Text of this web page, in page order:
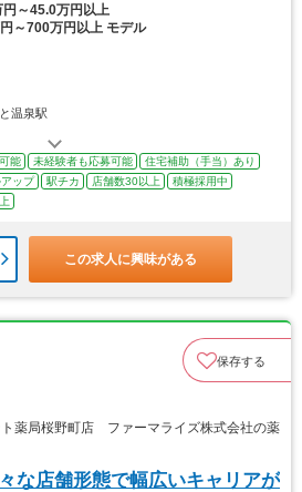
円～45.0万円以上
円～700万円以上 モデル
温泉駅
能 未経験者も応募可能
住宅補助（手当）あり
ップ 駅チカ 店舗数30以上
積極採用中
この求人に興味がある
保存する
薬局桜野町店 ファーマライズ株式会社の薬
な店舗形態で幅広いキャリアが